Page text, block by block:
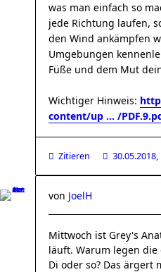
was man einfach so
jede Richtung laufen,
den Wind ankämpfen
Umgebungen
Füße und dem Mut
Wichtiger Hinweis:
content/up ... /
Zitieren 30.05.2018,
von JoelH
Mittwoch ist Grey's
läuft. Warum legen die
Di oder so? Das ärgert